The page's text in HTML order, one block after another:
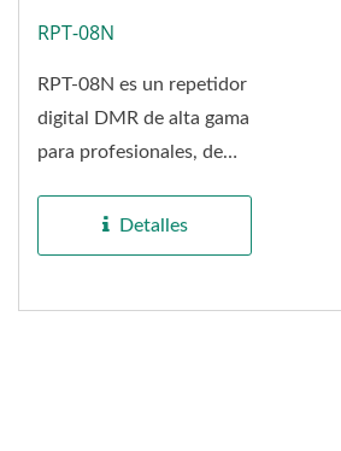
RPT-08N
RPT-08N es un repetidor
digital DMR de alta gama
para profesionales, de
montar...
Detalles